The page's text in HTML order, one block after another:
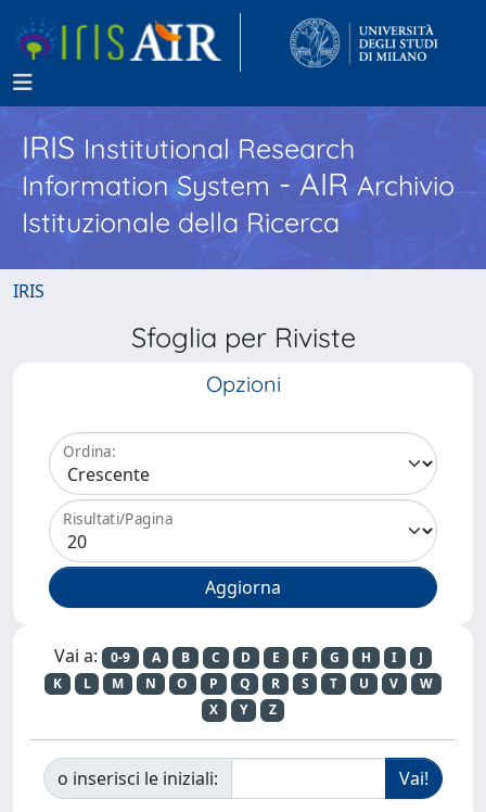
IRISInstitutional Research
Information System - AIR Archivio
Istituzionale della Ricerca
IRIS
Sfoglia per Riviste
Opzioni
Ordina:
Risultati/Pagina
Vai a: 0-9 A B C D E F G H I
J
K
L M N O P Q R S T U V
W
X
Y Z
o inserisci le iniziali: